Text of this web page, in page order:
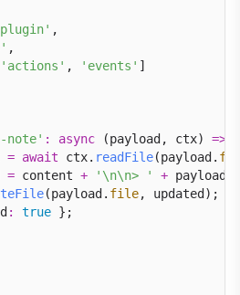
,
,
'actions' , 'events' ]
note' : async (payload, ctx) =>
= await ctx. readFile(payload.
= content + '\n\n> ' + payload.
(payload. file, updated);
: true };